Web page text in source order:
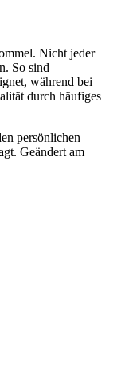
Nicht jeder
So sind
während bei
durch häufiges
persönlichen
Geändert am